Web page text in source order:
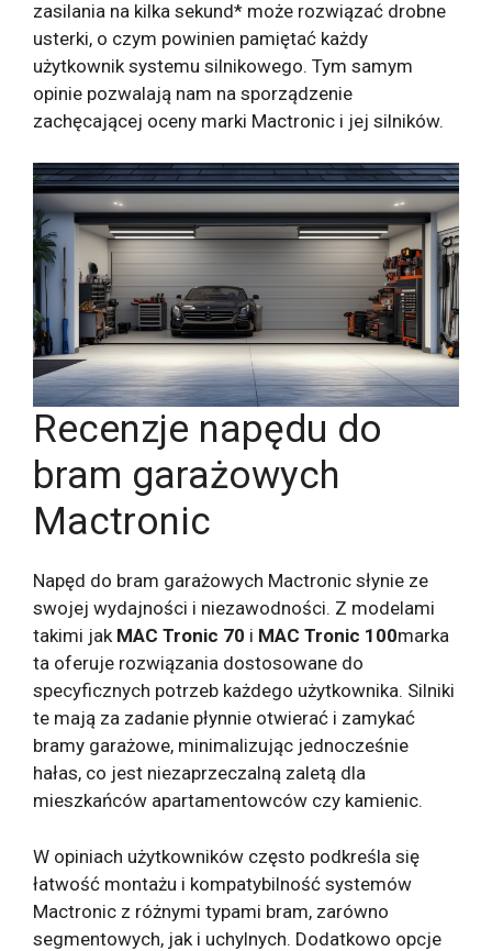
zasilania na kilka sekund* może rozwiązać drobne
usterki, o czym powinien pamiętać każdy
użytkownik systemu silnikowego. Tym samym
opinie pozwalają nam na sporządzenie
zachęcającej oceny marki Mactronic i jej silników.
Recenzje napędu do
bram garażowych
Mactronic
Napęd do bram garażowych Mactronic słynie ze
swojej wydajności i niezawodności. Z modelami
takimi jak MAC Tronic 70 i MAC Tronic 100marka
ta oferuje rozwiązania dostosowane do
specyficznych potrzeb każdego użytkownika. Silniki
te mają za zadanie płynnie otwierać i zamykać
bramy garażowe, minimalizując jednocześnie
hałas, co jest niezaprzeczalną zaletą dla
mieszkańców apartamentowców czy kamienic.
W opiniach użytkowników często podkreśla się
łatwość montażu i kompatybilność systemów
Mactronic z różnymi typami bram, zarówno
segmentowych, jak i uchylnych. Dodatkowo opcje